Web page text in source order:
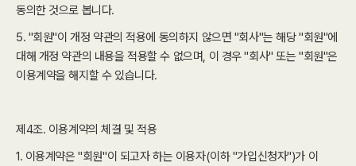
동의한 것으로 봅니다.
5. "회원"이 개정 약관의 적용에 동의하지 않으면 "회사"는 해당 "회원"에
대해 개정 약관의 내용을 적용할 수 없으며, 이 경우 "회사" 또는 "회원"은
이용계약을 해지할 수 있습니다.
제4조. 이용계약의 체결 및 적용
1. 이용계약은 "회원"이 되고자 하는 이용자(이하 "가입신청자")가 이